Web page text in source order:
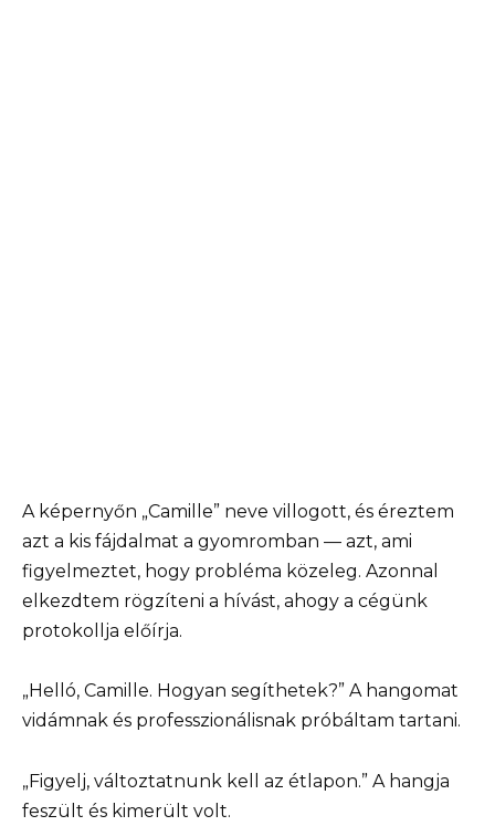
A képernyőn „Camille” neve villogott, és éreztem
azt a kis fájdalmat a gyomromban — azt, ami
figyelmeztet, hogy probléma közeleg. Azonnal
elkezdtem rögzíteni a hívást, ahogy a cégünk
protokollja előírja.
„Helló, Camille. Hogyan segíthetek?” A hangomat
vidámnak és professzionálisnak próbáltam tartani.
„Figyelj, változtatnunk kell az étlapon.” A hangja
feszült és kimerült volt.